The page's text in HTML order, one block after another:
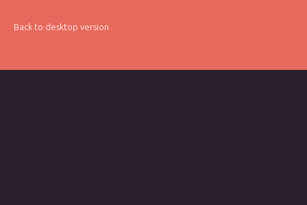
Back to desktop version